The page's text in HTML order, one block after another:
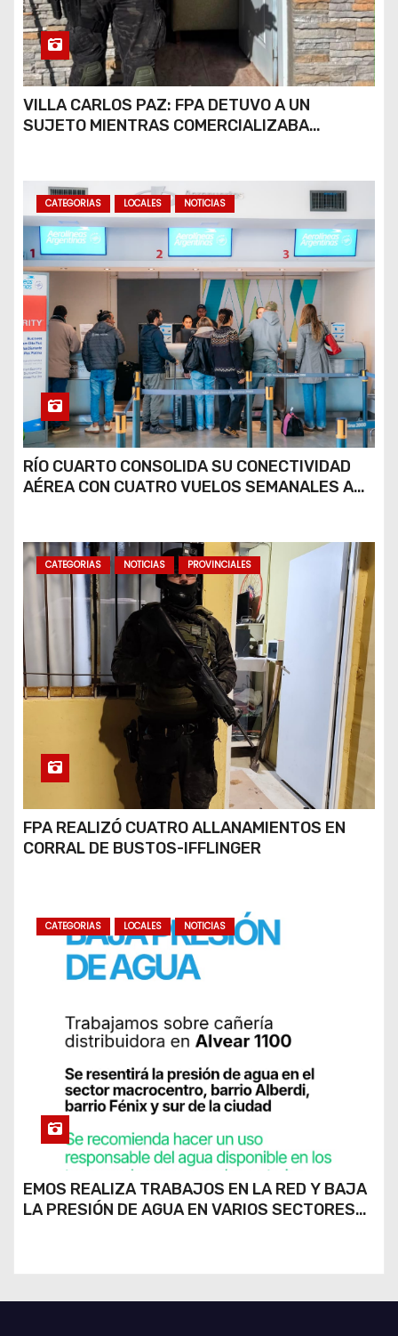
VILLA CARLOS PAZ: FPA DETUVO A UN
SUJETO MIENTRAS COMERCIALIZABA
CATEGORIAS LOCALES NOTICIAS
RÍO CUARTO CONSOLIDA SU CONECTIVIDAD
AÉREA CON CUATRO VUELOS SEMANALES A
CATEGORIAS NOTICIAS PROVINCIALES
FPA REALIZÓ CUATRO ALLANAMIENTOS EN
CORRAL DE BUSTOS-IFFLINGER
CATEGORIAS LOCALES NOTICIAS
EMOS REALIZA TRABAJOS EN LA RED Y BAJA
LA PRESIÓN DE AGUA EN VARIOS SECTORES